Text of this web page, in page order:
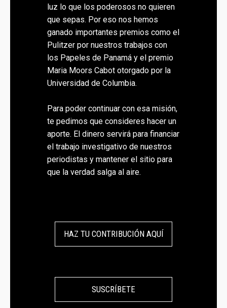
luz lo que los poderosos no quieren
que sepas. Por eso nos hemos
ganado importantes premios como el
Pulitzer por nuestros trabajos con
los Papeles de Panamá y el premio
Maria Moors Cabot otorgado por la
Universidad de Columbia.
Para poder continuar con esa misión,
te pedimos que consideres hacer un
aporte. El dinero servirá para financiar
el trabajo investigativo de nuestros
periodistas y mantener el sitio para
que la verdad salga al aire.
HAZ TU CONTRIBUCIÓN AQUÍ
SUSCRÍBETE